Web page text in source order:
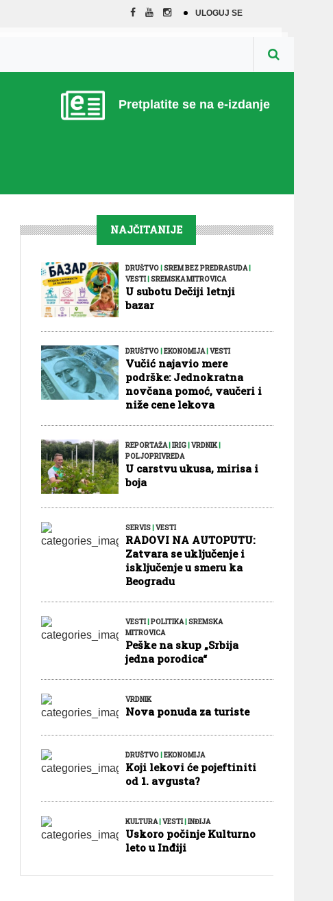
ULOGUJ SE
Pretplatite se na e-izdanje
NAJČITANIJE
DRUŠTVO|SREM BEZ PREDRASUDA|
VESTI|SREMSKA MITROVICA
U subotu Dečiji letnji
bazar
DRUŠTVO|EKONOMIJA|VESTI
Vučić najavio mere
podrške: Jednokratna
novčana pomoć, vaučeri i
niže cene lekova
REPORTAŽA|IRIG|VRDNIK|
POLJOPRIVREDA
U carstvu ukusa, mirisa i
boja
SERVIS|VESTI
RADOVI NA AUTOPUTU:
Zatvara se uključenje i
isključenje u smeru ka
Beogradu
VESTI|POLITIKA|SREMSKA
MITROVICA
Peške na skup „Srbija
jedna porodica“
VRDNIK
Nova ponuda za turiste
DRUŠTVO|EKONOMIJA
Koji lekovi će pojeftiniti
od 1. avgusta?
KULTURA|VESTI|INĐIJA
Uskoro počinje Kulturno
leto u Inđiji